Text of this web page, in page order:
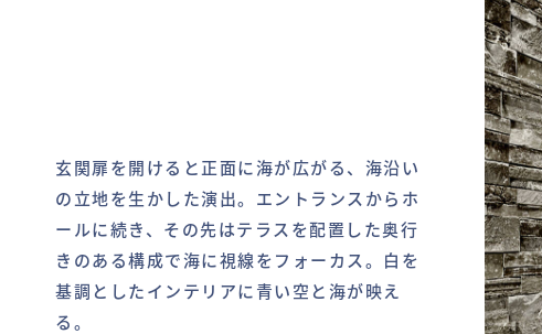
玄関扉を開けると正面に海が広がる、海沿い
の立地を生かした演出。エントランスからホ
ールに続き、その先はテラスを配置した奥行
きのある構成で海に視線をフォーカス。白を
基調としたインテリアに青い空と海が映え
る。